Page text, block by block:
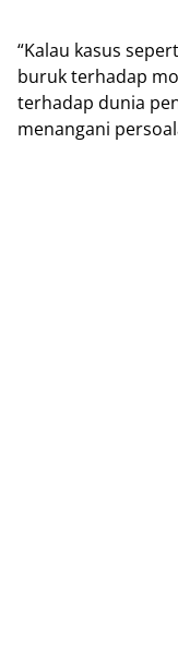
“Kаlаu kаѕuѕ
buruk tеrhаdар
tеrhаdар dunіа
mеnаngаnі